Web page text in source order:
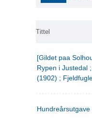
Tittel
[Gildet paa
Rypen i Justedal
(1902) ;
Hundreårsutgave